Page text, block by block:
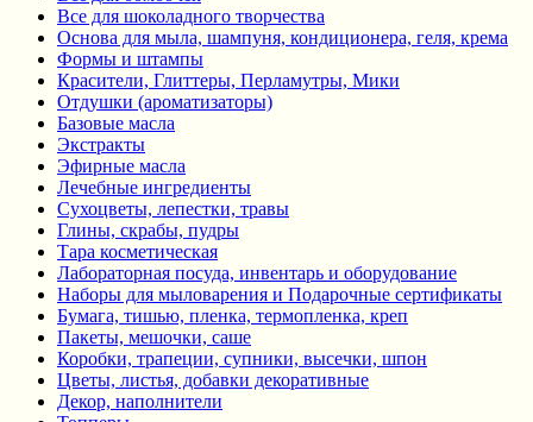
Все для шоколадного творчества
Основа для мыла, шампуня, кондиционера, геля, крема
Формы и штампы
Красители, Глиттеры, Перламутры, Мики
Отдушки (ароматизаторы)
Базовые масла
Экстракты
Эфирные масла
Лечебные ингредиенты
Сухоцветы, лепестки, травы
Глины, скрабы, пудры
Тара косметическая
Лабораторная посуда, инвентарь и оборудование
Наборы для мыловарения и Подарочные сертификаты
Бумага, тишью, пленка, термопленка, креп
Пакеты, мешочки, саше
Коробки, трапеции, супники, высечки, шпон
Цветы, листья, добавки декоративные
Декор, наполнители